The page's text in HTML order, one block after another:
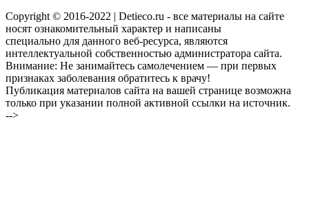
Copyright © 2016-2022 | Detieco.ru - все материалы на сайте
носят ознакомительный характер и написаны
специально для данного веб-ресурса, являются
интеллектуальной собственностью администратора сайта.
Внимание: Не занимайтесь самолечением — при первых
признаках заболевания обратитесь к врачу!
Публикация материалов сайта на вашей странице возможна
только при указании полной активной ссылки на источник.
-->